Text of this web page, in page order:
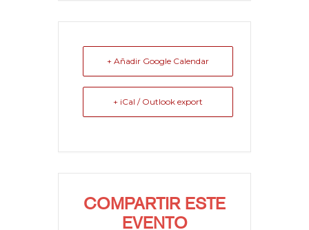
+ Añadir Google Calendar
+ iCal / Outlook export
COMPARTIR ESTE
EVENTO